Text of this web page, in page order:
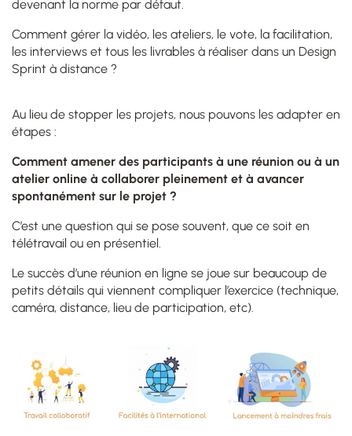
devenant la norme par défaut.
Comment gérer la vidéo, les ateliers, le vote, la facilitation,
les interviews et tous les livrables à réaliser dans un Design
Sprint à distance ?
Au lieu de stopper les projets, nous pouvons les adapter en
étapes :
Comment amener des participants à une réunion ou à un
atelier online à collaborer pleinement et à avancer
spontanément sur le projet ?
C’est une question qui se pose souvent, que ce soit en
télétravail ou en présentiel.
Le succès d’une réunion en ligne se joue sur beaucoup de
petits détails qui viennent compliquer l’exercice (technique,
caméra, distance, lieu de participation, etc).